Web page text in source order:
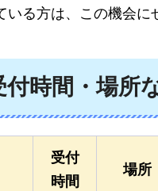
いる方は、この機会に
付時間・場所
受付
時間
場所